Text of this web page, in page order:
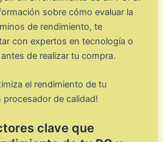
sobre cómo evaluar la
de rendimiento, te
con expertos en tecnología o
de realizar tu compra.
el rendimiento de tu
de calidad!
clave que